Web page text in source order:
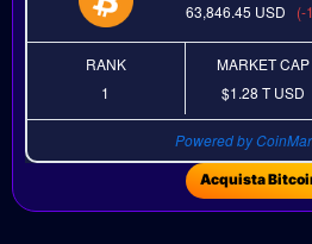
63,846.45 USD (-
RANK
1
MARKET CAP
$1.28 TUSD
Powered by
Acquista